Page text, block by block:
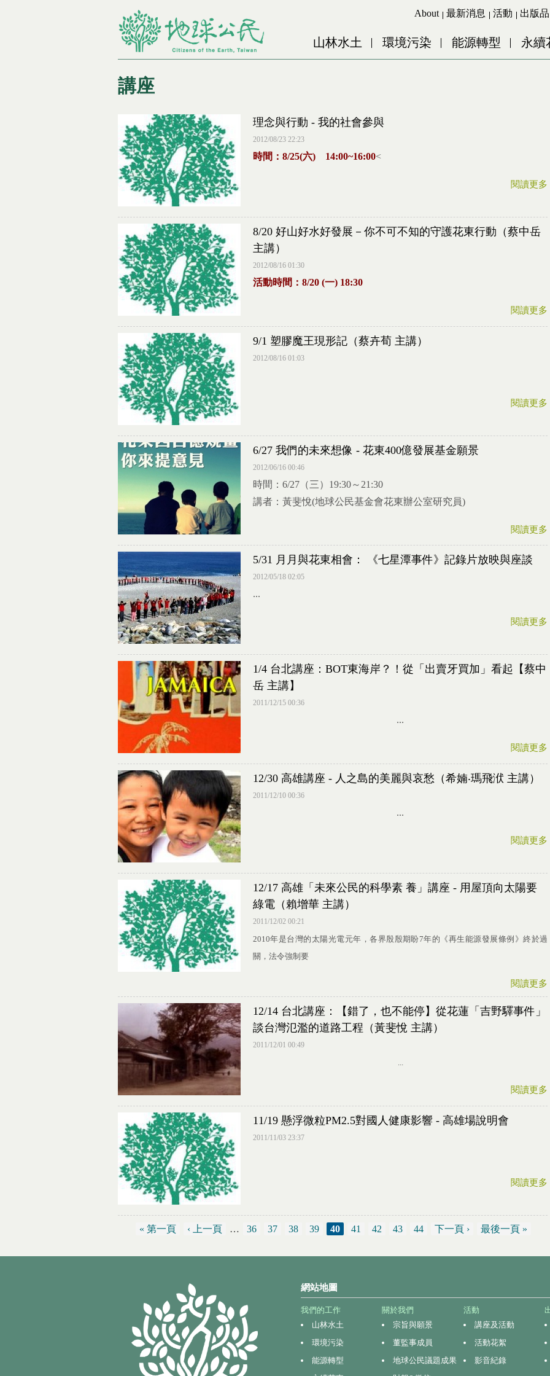
Jump to Navigation
Jump to Main content
About 最新消息 活動 出版品
山林水土 環境污染 能源轉型 永續
講座
您在這裡 理念與行動 - 我的社會參與
2012/08/23 22:23
時間：8/25(六) 14:00~16:00<
閱讀更多
8/20 好山好水好發展－你不可不知的守護花東行動（蔡中岳
主講）
2012/08/16 01:30
活動時間：8/20 (一) 18:30
閱讀更多
9/1 塑膠魔王現形記（蔡卉荀 主講）
2012/08/16 01:03
閱讀更多
6/27 我們的未來想像 - 花東400億發展基金願景
2012/06/16 00:46
時間：6/27（三）19:30～21:30
講者：黃斐悅(地球公民基金會花東辦公室研究員)
閱讀更多
5/31 月月與花東相會： 《七星潭事件》記錄片放映與座談
2012/05/18 02:05
...
閱讀更多
1/4 台北講座：BOT東海岸？！從「出賣牙買加」看起【蔡中
岳 主講】
2011/12/15 00:36
...
閱讀更多
12/30 高雄講座 - 人之島的美麗與哀愁（希婻‧瑪飛洑 主講）
2011/12/10 00:36
...
閱讀更多
12/17 高雄「未來公民的科學素 養」講座 - 用屋頂向太陽要
綠電（賴增華 主講）
2011/12/02 00:21
2010年是台灣的太陽光電元年，各界殷殷期盼7年的《再生能源發展條例》終於過
關，法令強制要
閱讀更多
12/14 台北講座：【錯了，也不能停】從花蓮「吉野驛事件」
談台灣氾濫的道路工程（黃斐悅 主講）
2011/12/01 00:49
...
閱讀更多
11/19 懸浮微粒PM2.5對國人健康影響 - 高雄場說明會
2011/11/03 23:37
閱讀更多
頁面« 第一頁 ‹ 上一頁 … 36 37 38 39 40 41 42 43 44 下一頁 › 最後一頁 »
網站地圖
我們的工作
山林水土
環境污染
能源轉型
關於我們
宗旨與願景
董監事成員
地球公民議題成果
活動
講座及活動
活動花絮
影音紀錄